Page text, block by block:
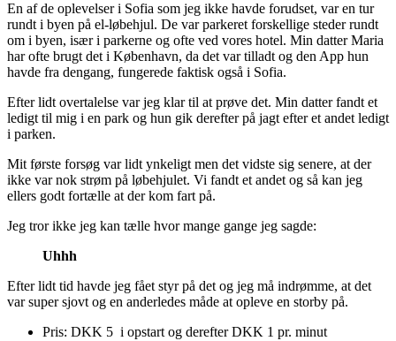
En af de oplevelser i Sofia som jeg ikke havde forudset, var en tur
rundt i byen på el-løbehjul. De var parkeret forskellige steder rundt
om i byen, især i parkerne og ofte ved vores hotel. Min datter Maria
har ofte brugt det i København, da det var tilladt og den App hun
havde fra dengang, fungerede faktisk også i Sofia.
Efter lidt overtalelse var jeg klar til at prøve det. Min datter fandt et
ledigt til mig i en park og hun gik derefter på jagt efter et andet ledigt
i parken.
Mit første forsøg var lidt ynkeligt men det vidste sig senere, at der
ikke var nok strøm på løbehjulet. Vi fandt et andet og så kan jeg
ellers godt fortælle at der kom fart på.
Jeg tror ikke jeg kan tælle hvor mange gange jeg sagde:
Uhhh
Efter lidt tid havde jeg fået styr på det og jeg må indrømme, at det
var super sjovt og en anderledes måde at opleve en storby på.
Pris: DKK 5 i opstart og derefter DKK 1 pr. minut